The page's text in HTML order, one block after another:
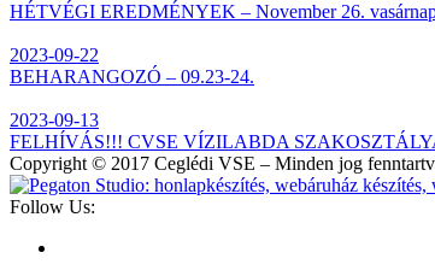
HÉTVÉGI EREDMÉNYEK – November 26.
2023-09-22
BEHARANGOZÓ – 09.23-24.
2023-09-13
FELHÍVÁS!!! CVSE VÍZILABDA
Copyright © 2017 Ceglédi VSE – Minden jog
Follow Us: